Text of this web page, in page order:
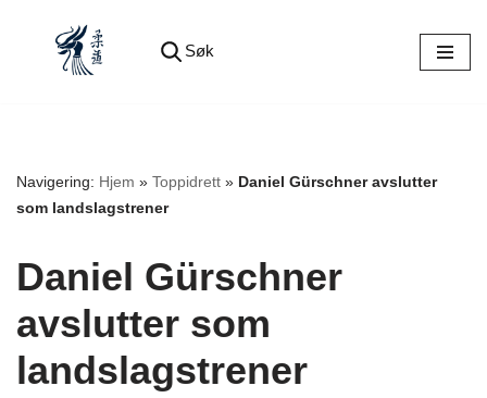
Søk
Navigering: Hjem » Toppidrett » Daniel Gürschner avslutter
som landslagstrener
Daniel Gürschner
avslutter som
landslagstrener